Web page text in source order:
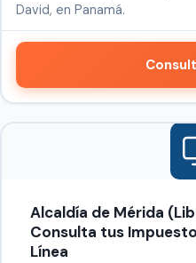
David, en Panamá.
Alcaldía de Mérida
Consulta tus
Línea